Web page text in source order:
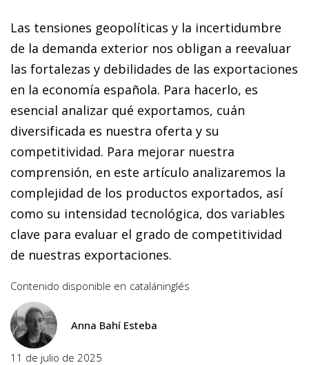
Las tensiones geopolíticas y la incertidumbre
de la demanda exterior nos obligan a reevaluar
las fortalezas y debilidades de las exportaciones
en la economía española. Para hacerlo, es
esencial analizar qué exportamos, cuán
diversificada es nuestra oferta y su
competitividad. Para mejorar nuestra
comprensión, en este artículo analizaremos la
complejidad de los productos exportados, así
como su intensidad tecnológica, dos variables
clave para evaluar el grado de competitividad
de nuestras exportaciones.
Contenido disponible en cataláninglés
Anna Bahí Esteba
11 de julio de 2025